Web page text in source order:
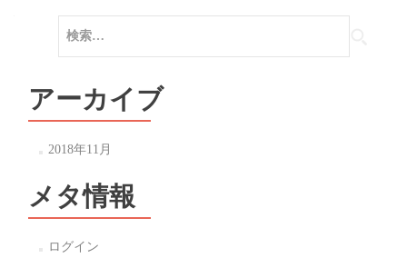
索:
アーカイブ
2018年11月
メタ情報
ログイン